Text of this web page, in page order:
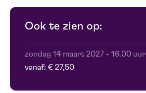
Ook te zien op:
zondag 14 maart 2027 - 16.00 uur
vanaf: € 27,50